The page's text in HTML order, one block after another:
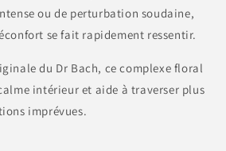
ou de perturbation soudaine,
se fait rapidement ressentir.
du Dr Bach, ce complexe floral
intérieur et aide à traverser plus
imprévues.